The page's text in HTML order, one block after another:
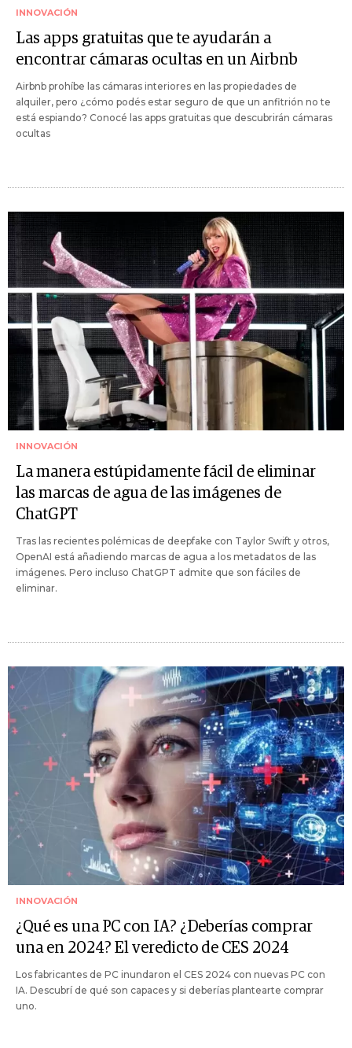
INNOVACIÓN
Las apps gratuitas que te ayudarán a
encontrar cámaras ocultas en un Airbnb
Airbnb prohíbe las cámaras interiores en las propiedades de
alquiler, pero ¿cómo podés estar seguro de que un anfitrión no te
está espiando? Conocé las apps gratuitas que descubrirán cámaras
ocultas
INNOVACIÓN
La manera estúpidamente fácil de eliminar
las marcas de agua de las imágenes de
ChatGPT
Tras las recientes polémicas de deepfake con Taylor Swift y otros,
OpenAI está añadiendo marcas de agua a los metadatos de las
imágenes. Pero incluso ChatGPT admite que son fáciles de
eliminar.
INNOVACIÓN
¿Qué es una PC con IA? ¿Deberías comprar
una en 2024? El veredicto de CES 2024
Los fabricantes de PC inundaron el CES 2024 con nuevas PC con
IA. Descubrí de qué son capaces y si deberías plantearte comprar
uno.